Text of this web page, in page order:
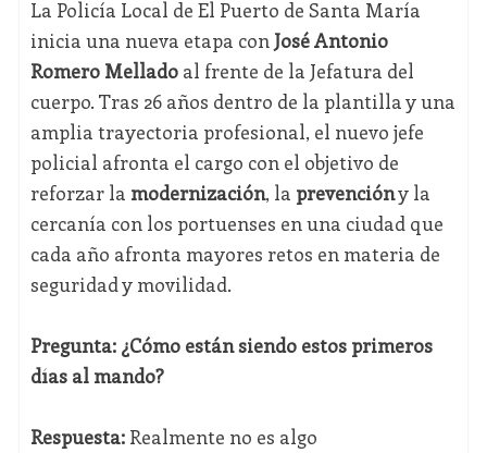
La Policía Local de El Puerto de Santa María
inicia una nueva etapa con José Antonio
Romero Melladoal frente de la Jefatura del
cuerpo. Tras 26 años dentro de la plantilla y una
amplia trayectoria profesional, el nuevo jefe
policial afronta el cargo con el objetivo de
reforzar la modernización, la prevencióny la
cercanía con los portuenses en una ciudad que
cada año afronta mayores retos en materia de
seguridad y movilidad.
Pregunta: ¿Cómo están siendo estos primeros
días al mando?
Respuesta:Realmente no es algo